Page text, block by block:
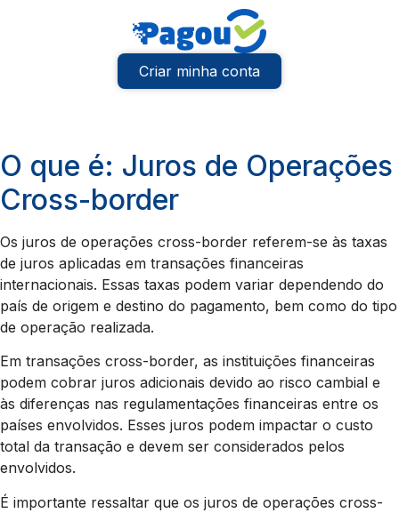
Criar minha conta
O que é: Juros de Operações
Cross-border
Os juros de operações cross-border referem-se às taxas
de juros aplicadas em transações financeiras
internacionais. Essas taxas podem variar dependendo do
país de origem e destino do pagamento, bem como do tipo
de operação realizada.
Em transações cross-border, as instituições financeiras
podem cobrar juros adicionais devido ao risco cambial e
às diferenças nas regulamentações financeiras entre os
países envolvidos. Esses juros podem impactar o custo
total da transação e devem ser considerados pelos
envolvidos.
É importante ressaltar que os juros de operações cross-